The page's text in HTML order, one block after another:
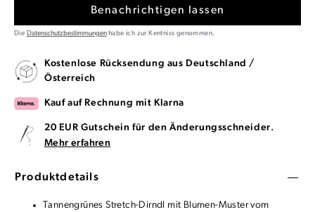
Benachrichtigen lassen
Die Datenschutzbestimmungenhabe ich zur Kentniss genommen.
Kostenlose Rücksendung aus Deutschland /
Österreich
Kauf auf Rechnung mit Klarna
20 EUR Gutschein für den Änderungsschneider.
Mehr erfahren
Produktdetails
Tannengrünes Stretch-Dirndl mit Blumen-Muster vom